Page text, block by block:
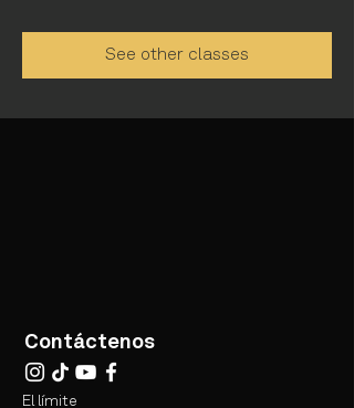
See other classes
Contáctenos
El límite